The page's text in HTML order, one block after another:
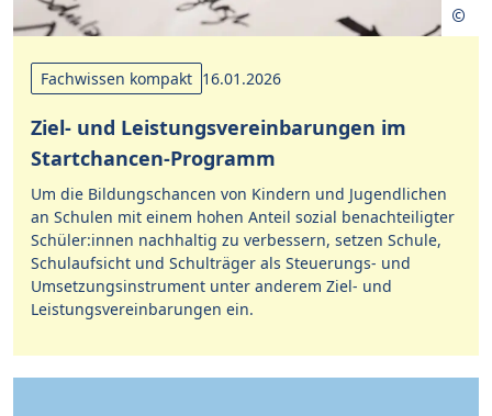
Fachwissen kompakt 16.01.2026
Ziel- und Leistungsvereinbarungen im
Startchancen-Programm
Um die Bildungschancen von Kindern und Jugendlichen
an Schulen mit einem hohen Anteil sozial benachteiligter
Schüler:innen nachhaltig zu verbessern, setzen Schule,
Schulaufsicht und Schulträger als Steuerungs- und
Umsetzungsinstrument unter anderem Ziel- und
Leistungsvereinbarungen ein.